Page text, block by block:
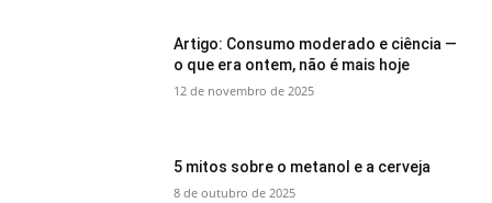
Artigo: Consumo moderado e ciência —
o que era ontem, não é mais hoje
12 de novembro de 2025
5 mitos sobre o metanol e a cerveja
8 de outubro de 2025